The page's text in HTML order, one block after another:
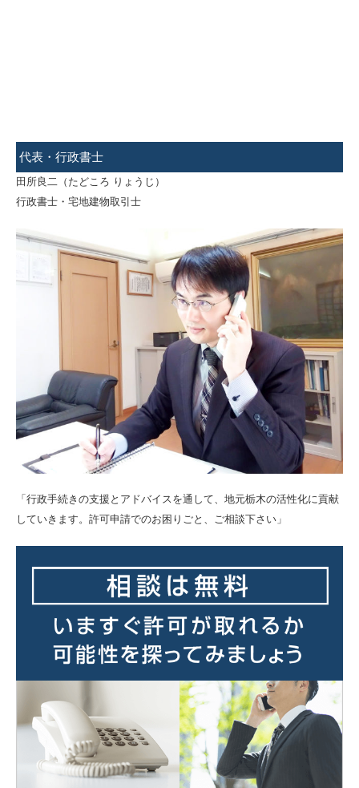
代表・行政書士
田所良二（たどころ りょうじ）
行政書士・宅地建物取引士
「行政手続きの支援とアドバイスを通して、地元栃木の活性化に貢献
していきます。許可申請でのお困りごと、ご相談下さい」